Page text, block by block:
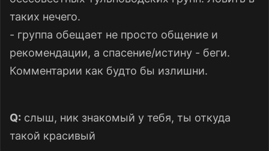
таких нечего.
- группа обещает не просто общение и
рекомендации, а спасение/истину - беги.
Комментарии как будто бы излишни.
Q: слыш, ник знакомый у тебя, ты откуда
такой красивый